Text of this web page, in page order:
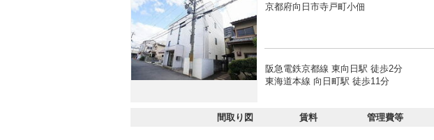
京都府向日市寺戸町小佃
阪急電鉄京都線 東向日駅 徒歩2分
東海道本線 向日町駅 徒歩11分
間取り図 賃料 管理費等